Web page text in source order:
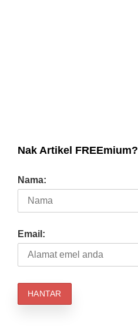
Nak Artikel FREEmium?
Nama:
Email: